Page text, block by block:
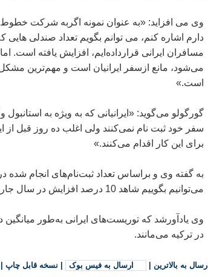
وی می افزاید: «به عنوان نمونه اگربه شركت خطوط
دارم اشاره كنم، می توانم بگویم تعداد صندلی
مسافران ایرانی قرارداده‌ایم، افزایش یافته
می‌شود، مانع ازسفر ایرانیان است و مهم‌ترین
است.»
گورگولو می‌گوید: «ایرانیانی كه به ویژه به استانبول
سفر خود ثبت نام نمی‌كنند ولی اغلب ده روز قبل از
برای این كار اقدام می‌كنند.»
می‌توانیم بگوییم شاهد 10 درصد افزایش در سال جاری بوده‌ایم.
وی یادآورشد كه توریست‌های ایرانی به‌طور میانگین
در تركیه می‌مانند.
ارسال به بالاترین ارسال به فیس بوک نسخه قابل چاپ